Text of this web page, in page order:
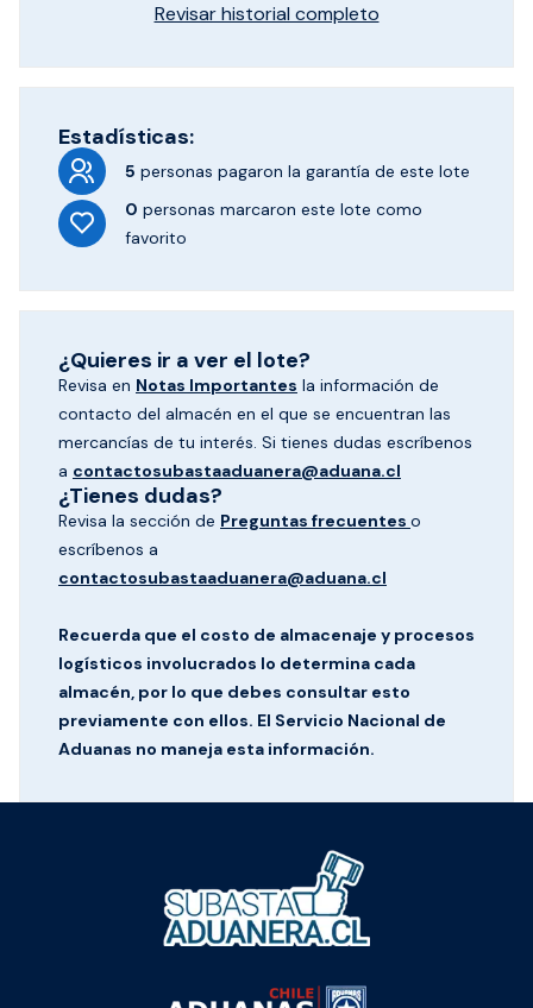
Revisar historial completo
Estadísticas:
5 personas pagaron la garantía de este lote
0 personas marcaron este lote como
favorito
¿Quieres ir a ver el lote?
Revisa en Notas Importantes la información de
contacto del almacén en el que se encuentran las
mercancías de tu interés. Si tienes dudas escríbenos
a contactosubastaaduanera@aduana.cl
¿Tienes dudas?
Revisa la sección de Preguntas frecuentes o
escríbenos a
contactosubastaaduanera@aduana.cl
Recuerda que el costo de almacenaje y procesos
logísticos involucrados lo determina cada
almacén, por lo que debes consultar esto
previamente con ellos. El Servicio Nacional de
Aduanas no maneja esta información.